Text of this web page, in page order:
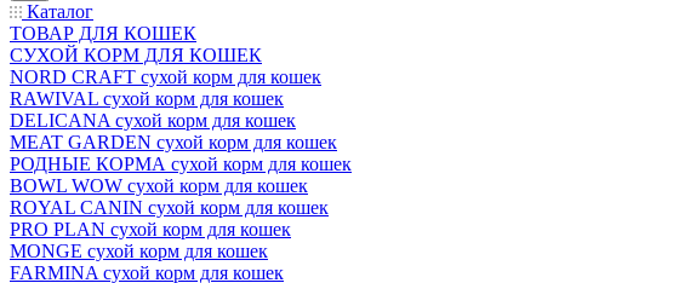
Каталог
ТОВАР ДЛЯ КОШЕК
СУХОЙ КОРМ ДЛЯ КОШЕК
NORD CRAFT сухой корм для кошек
RAWIVAL сухой корм для кошек
DELICANA сухой корм для кошек
MEAT GARDEN сухой корм для кошек
РОДНЫЕ КОРМА сухой корм для кошек
BOWL WOW сухой корм для кошек
ROYAL CANIN сухой корм для кошек
PRO PLAN сухой корм для кошек
MONGE сухой корм для кошек
FARMINA сухой корм для кошек